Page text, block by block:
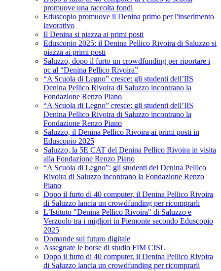
promuove una raccolta fondi
Eduscopio promuove il Denina primo per l'inserimento
lavorativo
Il Denina si piazza ai primi posti
Eduscopio 2025: il Denina Pellico Rivoira di Saluzzo si
piazza ai primi posti
Saluzzo, dopo il furto un crowdfunding per riportare i
pc al “Denina Pellico Rivoira”
“A Scuola di Legno” cresce: gli studenti dell’IIS
Denina Pellico Rivoira di Saluzzo incontrano la
Fondazione Renzo Piano
“A Scuola di Legno” cresce: gli studenti dell’IIS
Denina Pellico Rivoira di Saluzzo incontrano la
Fondazione Renzo Piano
Saluzzo, il Denina Pellico Rivoira ai primi posti in
Eduscopio 2025
Saluzzo, la 5E CAT del Denina Pellico Rivoira in visita
alla Fondazione Renzo Piano
“A Scuola di Legno”: gli studenti del Denina Pellico
Rivoira di Saluzzo incontrano la Fondazione Renzo
Piano
Dopo il furto di 40 computer, il Denina Pellico Rivoira
di Saluzzo lancia un crowdfunding per ricomprarli
L’Istituto "Denina Pellico Rivoira" di Saluzzo e
Verzuolo tra i migliori in Piemonte secondo Eduscopio
2025
Domande sul futuro digitale
Assegnate le borse di studio FIM CISL
Dopo il furto di 40 computer, il Denina Pellico Rivoira
di Saluzzo lancia un crowdfunding per ricomprarli